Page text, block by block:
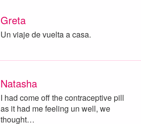
Greta
Un viaje de vuelta a casa.
Natasha
I had come off the contraceptive pill
as it had me feeling un well, we
thought…